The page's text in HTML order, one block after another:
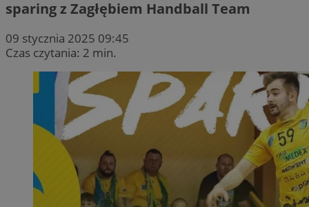
sparing z Zagłębiem Handball Team
09 stycznia 2025 09:45
Czas czytania: 2 min.